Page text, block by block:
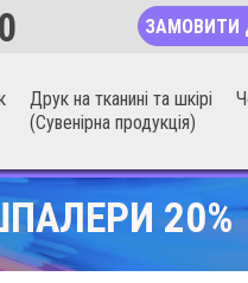
ЗАМОВИТИ
Друк на тканині та шкірі
(Сувенірна продукція)
20%